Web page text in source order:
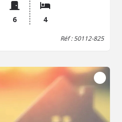
inclus : Grand garage, cour
jardin.
6 4
Réf : 50112-825